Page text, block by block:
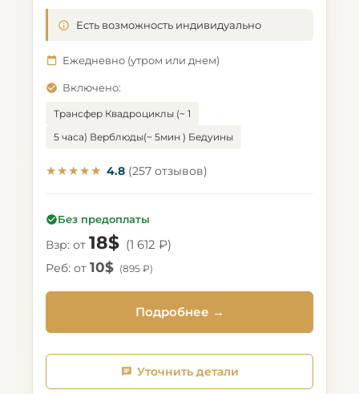
Есть возможность индивидуально
Ежедневно (утром или днем)
Включено:
Трансфер Квадроциклы (~ 1
5 часа) Верблюды(~ 5мин ) Бедуины
★★★★★ 4.8 (257 отзывов)
Без предоплаты
Взр: от 18$ (1 612 ₽)
Реб: от 10$ (895 ₽)
Подробнее →
Уточнить детали